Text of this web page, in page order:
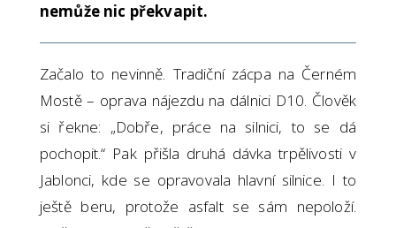
nemůže nic překvapit.
Začalo to nevinně. Tradiční zácpa na Černém
Mostě – oprava nájezdu na dálnici D10. Člověk
si řekne: „Dobře, práce na silnici, to se dá
pochopit.“ Pak přišla druhá dávka trpělivosti v
Jablonci, kde se opravovala hlavní silnice. I to
ještě beru, protože asfalt se sám nepoloží.